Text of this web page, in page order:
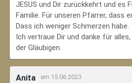
JESUS und Dir zurückkehrt und es
Familie. Für unseren Pfarrer, dass
Dass ich weniger Schmerzen habe.
Ich vertraue Dir und danke für
der Gläubigen.
Anita am 15.06.2023